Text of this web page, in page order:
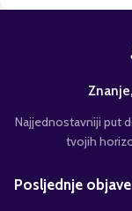
Najjednostavniji put
tvojih
Posljednje objave